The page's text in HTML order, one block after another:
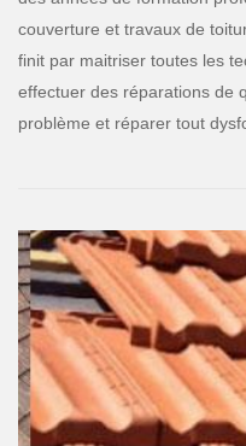
couverture et travaux de
finit par maitriser toutes les
effectuer des réparations de
problème et réparer tout